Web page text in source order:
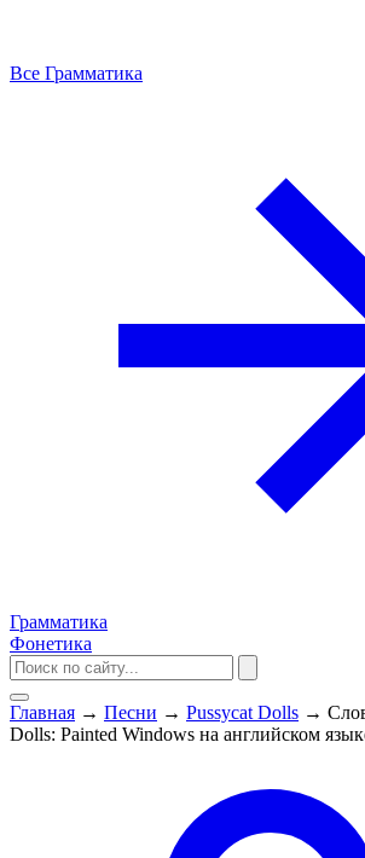
Все Грамматика
Грамматика
Фонетика
Главная → Песни → Pussycat Dolls →
Dolls: Painted Windows на английском